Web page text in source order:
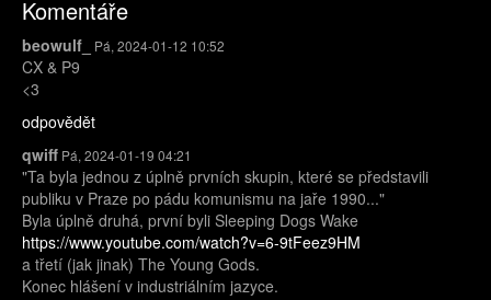
Komentáře
beowulf_ Pá, 2024-01-12 10:52
CX & P9
<3
odpovědět
qwiff Pá, 2024-01-19 04:21
"Ta byla jednou z úplně prvních skupin, které se představili
publiku v Praze po pádu komunismu na jaře 1990..."
Byla úplně druhá, první byli Sleeping Dogs Wake
https://www.youtube.com/watch?v=6-9tFeez9HM
a třetí (jak jinak) The Young Gods.
Konec hlášení v industriálním jazyce.